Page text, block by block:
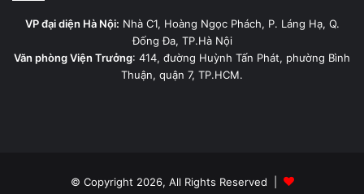
VP đại diện Hà Nội: Nhà C1, Hoàng Ngọc Phách, P. Láng Hạ, Q.
Đống Đa, TP.Hà Nội
Văn phòng Viện Trưởng: 414, đường Huỳnh Tấn Phát, phường Bình
Thuận, quận 7, TP.HCM.
© Copyright 2026, All Rights Reserved |